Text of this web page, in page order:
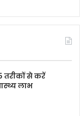
तरीकों से करें
लाभ